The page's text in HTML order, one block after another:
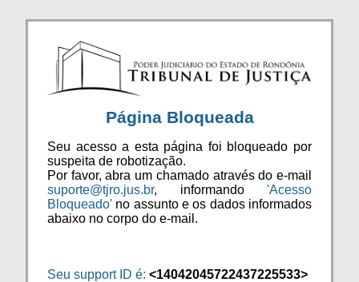
Página Bloqueada
Seu acesso a esta página foi bloqueado por
suspeita de robotização.
Por favor, abra um chamado através do e-mail
suporte@tjro.jus.br, informando 'Acesso
Bloqueado' no assunto e os dados informados
abaixo no corpo do e-mail.
Seu support ID é: <14042045722437225533>